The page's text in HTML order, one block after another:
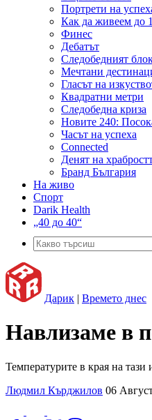
Портрети на
Как да живеем до
Финес
Дебатът
Следобедният
Мечтани
Гласът на
Квадратни метри
Следобедна криза
Новите 240:
Часът на успеха
Connected
Денят на
Бранд България
На живо
Спорт
Darik Health
„40 до 40“
Дарик | Времето днес
Навлизаме в
Температурите в края на тази
Людмил Кърджилов 06